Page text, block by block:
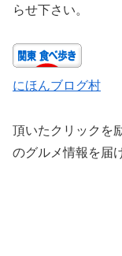
らせ下さい。
にほんブログ村
頂いたクリックを
のグルメ情報を届